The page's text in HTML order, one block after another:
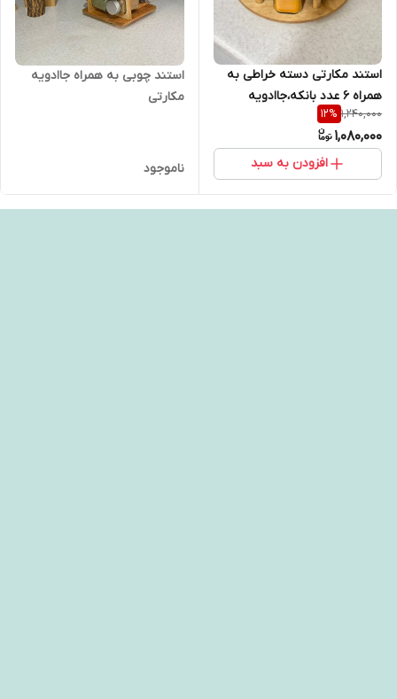
استند مکارتی دسته خراطی به
همراه ۶ عدد بانکه،جاادویه
6عددی مک کارتی چرخشی
1,240,000
12%
1,080,000
افزودن به سبد
استند چوبی به همراه جاادویه
مکارتی
ناموجود